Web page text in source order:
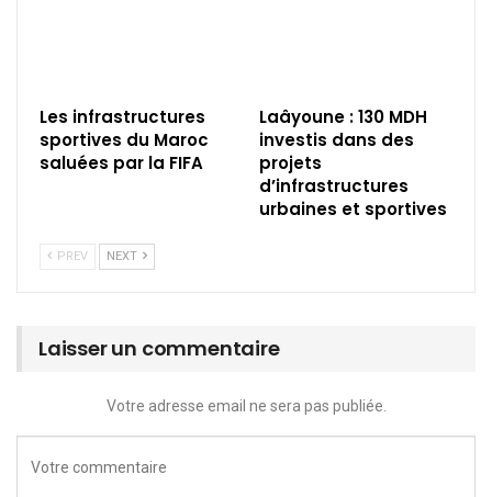
Les infrastructures
sportives du Maroc
saluées par la FIFA
Laâyoune : 130 MDH
investis dans des
projets
d’infrastructures
urbaines et sportives
PREV NEXT
Laisser un commentaire
Votre adresse email ne sera pas publiée.